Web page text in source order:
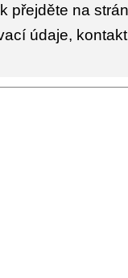
přejděte na
údaje,